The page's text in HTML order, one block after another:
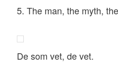
5. The man, the myth,
De som vet, de vet.